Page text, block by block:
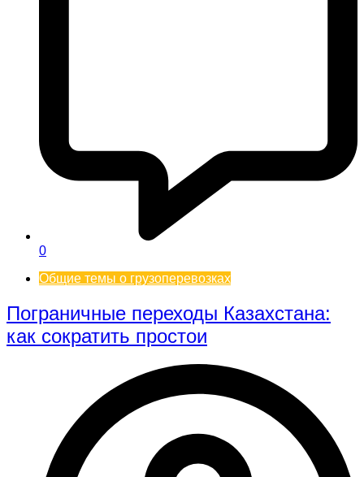
0
Общие темы о грузоперевозках
Пограничные переходы Казахстана:
как сократить простои